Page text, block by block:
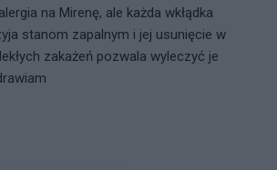
na Mirenę, ale każda wkłądka
stanom zapalnym i jej usunięcie w
zakażeń pozwala wyleczyć je